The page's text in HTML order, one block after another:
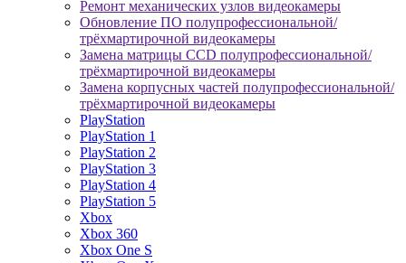
Ремонт механических узлов видеокамеры
Обновление ПО полупрофессиональной/
трёхмартирочной видеокамеры
Замена матрицы CCD полупрофессиональной/
трёхмартирочной видеокамеры
Замена корпусных частей полупрофессиональной/
трёхмартирочной видеокамеры
PlayStation
PlayStation 1
PlayStation 2
PlayStation 3
PlayStation 4
PlayStation 5
Xbox
Xbox 360
Xbox One S